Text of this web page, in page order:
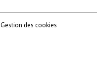
Gestion des cookies